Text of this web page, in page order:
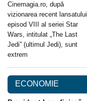
Cinemagia.ro, după
vizionarea recent lansatului
episod VIII al seriei Star
Wars, intitulat „The Last
Jedi” (ultimul Jedi), sunt
extrem
ECONOMIE